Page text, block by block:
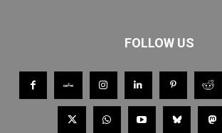
FOLLOW US